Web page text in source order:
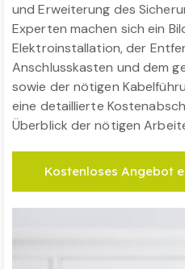
und Erweiterung des
Experten machen sich ein
Elektroinstallation, der
Anschlusskasten und dem
sowie der nötigen
eine detaillierte
Überblick der nötigen
Kostenloses Angebot